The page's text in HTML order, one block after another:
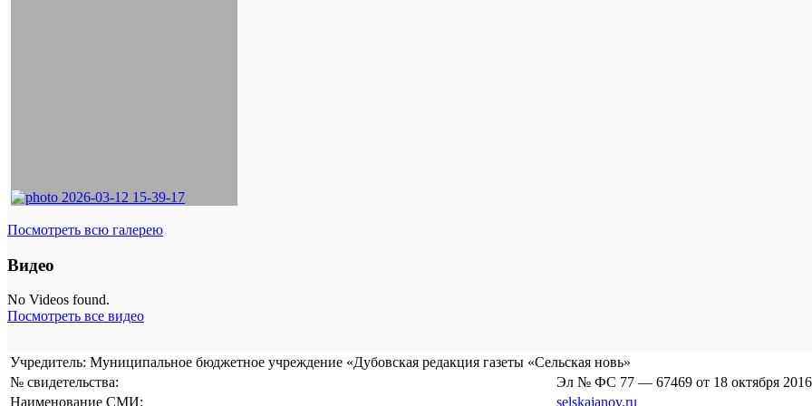
Посмотреть всю галерею
Видео
No Videos found.
Посмотреть все видео
Учредитель: Муниципальное бюджетное учреждение «Дубовская редакция газеты «Сельская новь»
№ свидетельства:
Эл № ФС 77 — 67469 от 18 октября
Наименование СМИ:
selskajanov.ru